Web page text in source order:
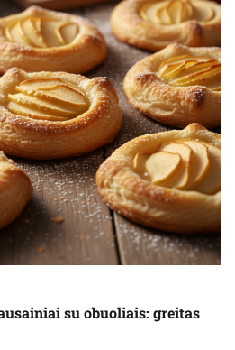
su obuoliais: greitas